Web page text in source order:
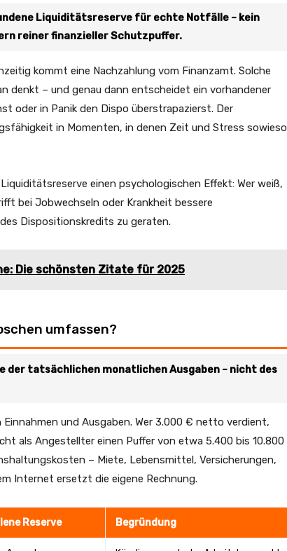
Liquiditätsreserve für echte Notfälle – kein
reiner finanzieller Schutzpuffer.
kommt eine Nachzahlung vom Finanzamt. Solche
denkt – und genau dann entscheidet ein vorhandener
oder in Panik den Dispo überstrapazierst. Der
in Momenten, in denen Zeit und Stress sowieso
einen psychologischen Effekt: Wer weiß,
bei Jobwechseln oder Krankheit bessere
Dispositionskredits zu geraten.
Die schönsten Zitate für 2025
umfassen?
der tatsächlichen monatlichen Ausgaben – nicht des
und Ausgaben. Wer 3.000 € netto verdient,
als Angestellter einen Puffer von etwa 5.400 bis 10.800
– Miete, Lebensmittel, Versicherungen,
Internet ersetzt die eigene Rechnung.
Reserve Begründung